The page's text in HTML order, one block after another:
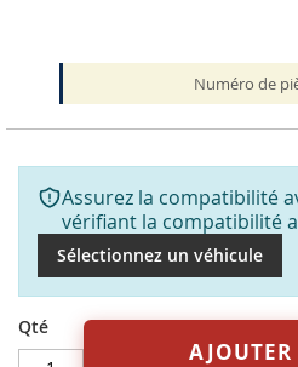
Numéro de
Assurez la compatibilité
vérifiant la compatibilité
Sélectionnez un véhicule
Qté